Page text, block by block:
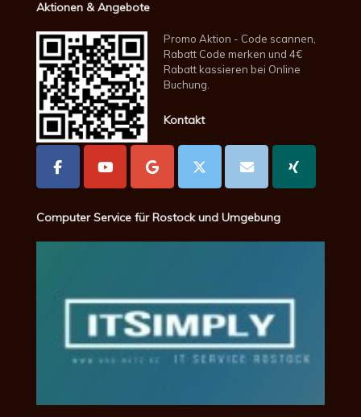
Aktionen & Angebote
Promo Aktion - Code scannen,
Rabatt Code merken und 4€
Rabatt kassieren bei Online
Buchung.
Kontakt
Computer Service für Rostock und Umgebung